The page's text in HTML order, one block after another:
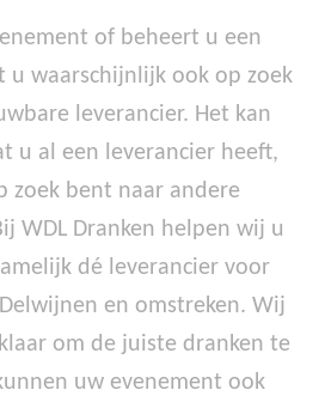
of beheert u een
u waarschijnlijk ook op zoek
leverancier. Het kan
u al een leverancier heeft,
zoek bent naar andere
WDL Dranken helpen wij u
dé leverancier voor
en omstreken. Wij
om de juiste dranken te
uw evenement ook